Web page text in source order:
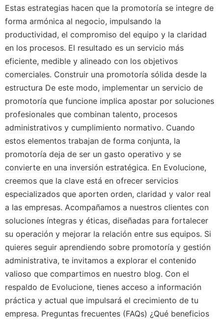
Estas estrategias hacen que la promotoría se integre de
forma armónica al negocio, impulsando la
productividad, el compromiso del equipo y la claridad
en los procesos. El resultado es un servicio más
eficiente, medible y alineado con los objetivos
comerciales. Construir una promotoría sólida desde la
estructura De este modo, implementar un servicio de
promotoría que funcione implica apostar por soluciones
profesionales que combinan talento, procesos
administrativos y cumplimiento normativo. Cuando
estos elementos trabajan de forma conjunta, la
promotoría deja de ser un gasto operativo y se
convierte en una inversión estratégica. En Evolucione,
creemos que la clave está en ofrecer servicios
especializados que aporten orden, claridad y valor real
a las empresas. Acompañamos a nuestros clientes con
soluciones íntegras y éticas, diseñadas para fortalecer
su operación y mejorar la relación entre sus equipos. Si
quieres seguir aprendiendo sobre promotoría y gestión
administrativa, te invitamos a explorar el contenido
valioso que compartimos en nuestro blog. Con el
respaldo de Evolucione, tienes acceso a información
práctica y actual que impulsará el crecimiento de tu
empresa. Preguntas frecuentes (FAQs) ¿Qué beneficios